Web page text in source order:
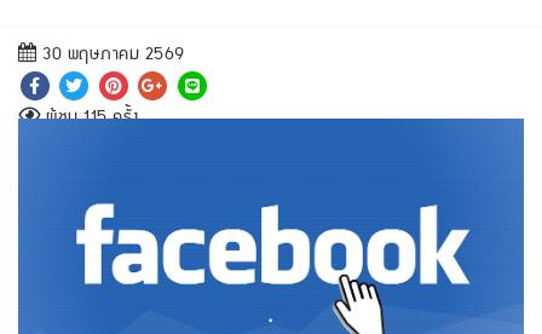
30 พฤษภาคม 2569
ผู้ชม 115 ครั้ง
.